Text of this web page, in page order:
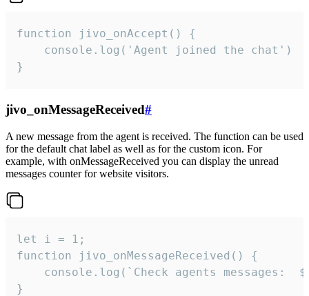
function jivo_onAccept() {
}
jivo_onMessageReceived#
A new message from the agent is received. The function can be used
for the default chat label as well as for the custom icon. For
example, with onMessageReceived you can display the unread
messages counter for website visitors.
let i = 1;
function jivo_onMessageReceived() {
}